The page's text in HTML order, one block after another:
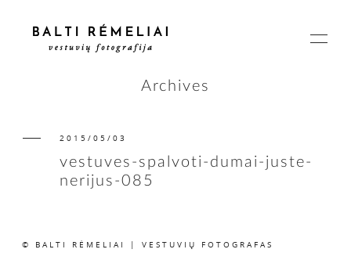
PAGRINDINIS
ISTORIJOS
Archives
2015/05/03
vestuves-spalvoti-dumai-juste-
nerijus-085
© BALTI RĖMELIAI | VESTUVIŲ FOTOGRAFAS